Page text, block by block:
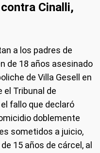
Cinalli,
a los padres de
de 18 años asesinado
de Villa Gesell en
el Tribunal de
fallo que declaró
doblemente
sometidos a juicio,
15 años de cárcel, al